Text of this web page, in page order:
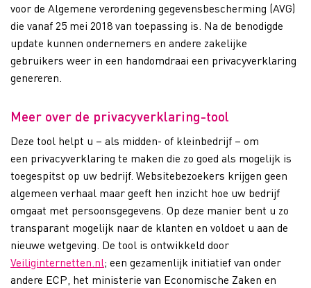
voor de Algemene verordening gegevensbescherming (AVG)
die vanaf 25 mei 2018 van toepassing is. Na de benodigde
update kunnen ondernemers en andere zakelijke
gebruikers weer in een handomdraai een privacyverklaring
genereren.
Meer over de privacyverklaring-tool
Deze tool helpt u – als midden- of kleinbedrijf – om
een privacyverklaring te maken die zo goed als mogelijk is
toegespitst op uw bedrijf. Websitebezoekers krijgen geen
algemeen verhaal maar geeft hen inzicht hoe uw bedrijf
omgaat met persoonsgegevens. Op deze manier bent u zo
transparant mogelijk naar de klanten en voldoet u aan de
nieuwe wetgeving. De tool is ontwikkeld door
Veiliginternetten.nl; een gezamenlijk initiatief van onder
andere ECP, het ministerie van Economische Zaken en